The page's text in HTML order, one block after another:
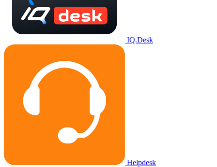
IQ.Desk
Helpdesk